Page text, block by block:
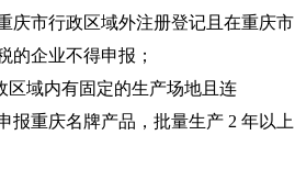
庆市行政区域外注册登记且在重庆市
的企业不得申报；
区域内有固定的生产场地且连
报重庆名牌产品，批量生产 2 年以上